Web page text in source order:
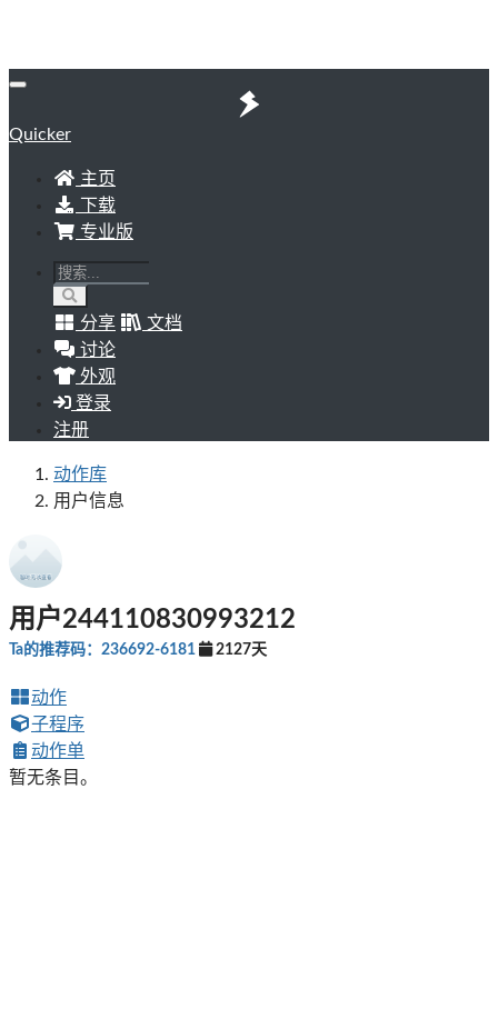
Quicker
主页
下载
专业版
分享
文档
讨论
外观
登录
注册
动作库
用户信息
用户244110830993212
Ta的推荐码：236692-6181 2127天
动作
子程序
动作单
暂无条目。